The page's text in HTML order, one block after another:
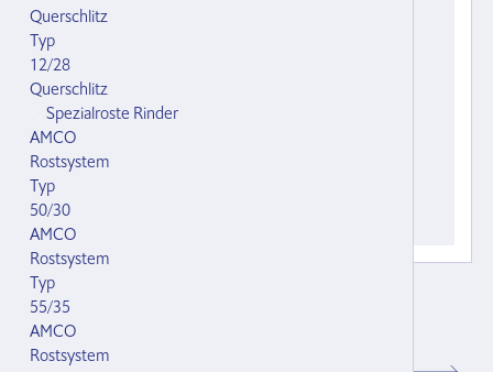
Querschlitz
Typ
12/28
Querschlitz
Spezialroste Rinder
AMCO
Rostsystem
Typ
50/30
AMCO
Rostsystem
Typ
55/35
AMCO
Rostsystem
Doppelband-Krippstück 3104-2
mit Panikverschluss, Wirbel
121216.000